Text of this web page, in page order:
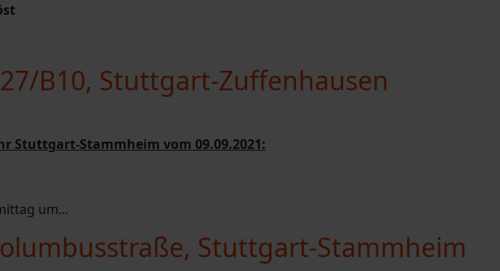
B10, Stuttgart-Zuffenhausen
Stuttgart-Stammheim vom 09.09.2021:
um...
Stuttgart-Stammheim